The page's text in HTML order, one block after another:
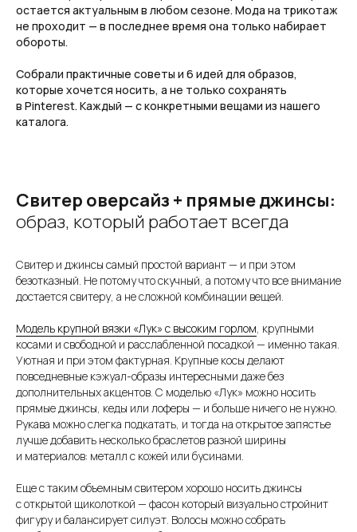
остается актуальным в любом сезоне. Мода на трикотаж
не проходит — в последнее время она только набирает
обороты.
Собрали практичные советы и 6 идей для образов,
которые хочется носить, а не только сохранять
в Pinterest. Каждый — с конкретными вещами из нашего
каталога.
Свитер оверсайз + прямые джинсы:
образ, который работает всегда
Свитер и джинсы самый простой вариант — и при этом
безотказный. Не потому что скучный, а потому что все внимание
достается свитеру, а не сложной комбинации вещей.
Модель крупной вязки «Лук» с высоким горлом, крупными
косами и свободной и расслабленной посадкой — именно такая.
Уютная и при этом фактурная. Крупные косы делают
повседневные кэжуал-образы интересными даже без
дополнительных акцентов. С моделью «Лук» можно носить
прямые джинсы, кеды или лоферы — и больше ничего не нужно.
Рукава можно слегка подкатать, и тогда на открытое запястье
лучше добавить несколько браслетов разной ширины
и материалов: металл с кожей или бусинами.
Еще с таким объемным свитером хорошо носить джинсы
с открытой щиколоткой — фасон который визуально стройнит
фигуру и балансирует силуэт. Волосы можно собрать